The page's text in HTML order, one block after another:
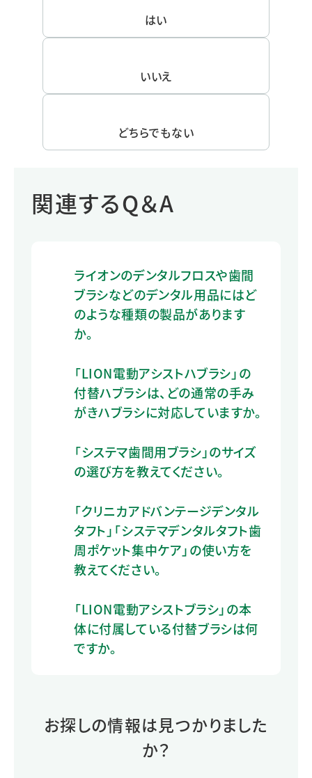
はい
いいえ
どちらでもない
関連するQ＆A
ライオンのデンタルフロスや歯間
ブラシなどのデンタル用品にはど
のような種類の製品があります
か。
「LION電動アシストハブラシ」の
付替ハブラシは、どの通常の手み
がきハブラシに対応していますか。
「システマ歯間用ブラシ」のサイズ
の選び方を教えてください。
「クリニカアドバンテージデンタル
タフト」「システマデンタルタフト歯
周ポケット集中ケア」の使い方を
教えてください。
「LION電動アシストブラシ」の本
体に付属している付替ブラシは何
ですか。
お探しの情報は見つかりました
か？